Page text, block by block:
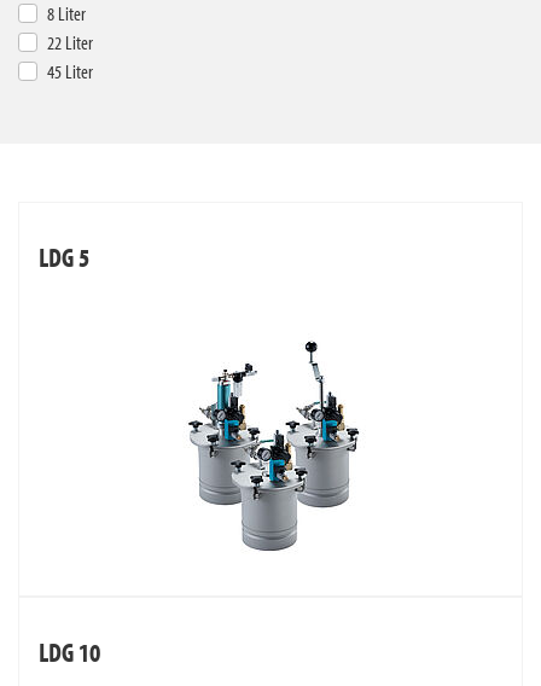
8 Liter
22 Liter
45 Liter
LDG 5
LDG 10